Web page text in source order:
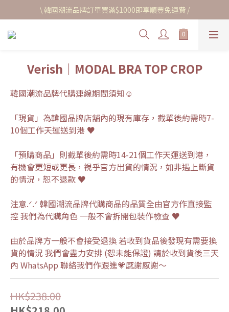
\ 韓國潮流品牌訂單買滿$1000即享順豐免運費 /
Verish｜MODAL BRA TOP CROP
韓國潮流品牌代購連線期間須知☺︎
「現貨」為韓國品牌店舖內的現有庫存，截單後約需時7-
10個工作天運送到港 ♥
「預購商品」則截單後約需時14-21個工作天運送到港，
有機會更短或更長，視乎官方出貨的情況，如非遇上斷貨
的情況，恕不退款 ♥
注意.ᐟ.ᐟ 韓國潮流品牌代購商品的品質全由官方作直接監
控 我們為代購角色 一般不會拆開包裝作檢查 ♥
由於品牌方一般不會接受退換 若收到貨品後發現有需要換
貨的情況 我們會盡力安排 (恕未能保證) 請於收到貨後三天
內 WhatsApp 聯絡我們作跟進💗感謝感謝～
HK$238.00